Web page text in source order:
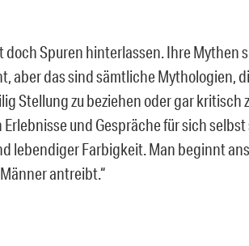
doch Spuren hinterlassen. Ihre
aber das sind sämtliche Mythologien,
Stellung zu beziehen oder gar kritisch
und Gespräche für sich
lebendiger Farbigkeit. Man beginnt
antreibt.“